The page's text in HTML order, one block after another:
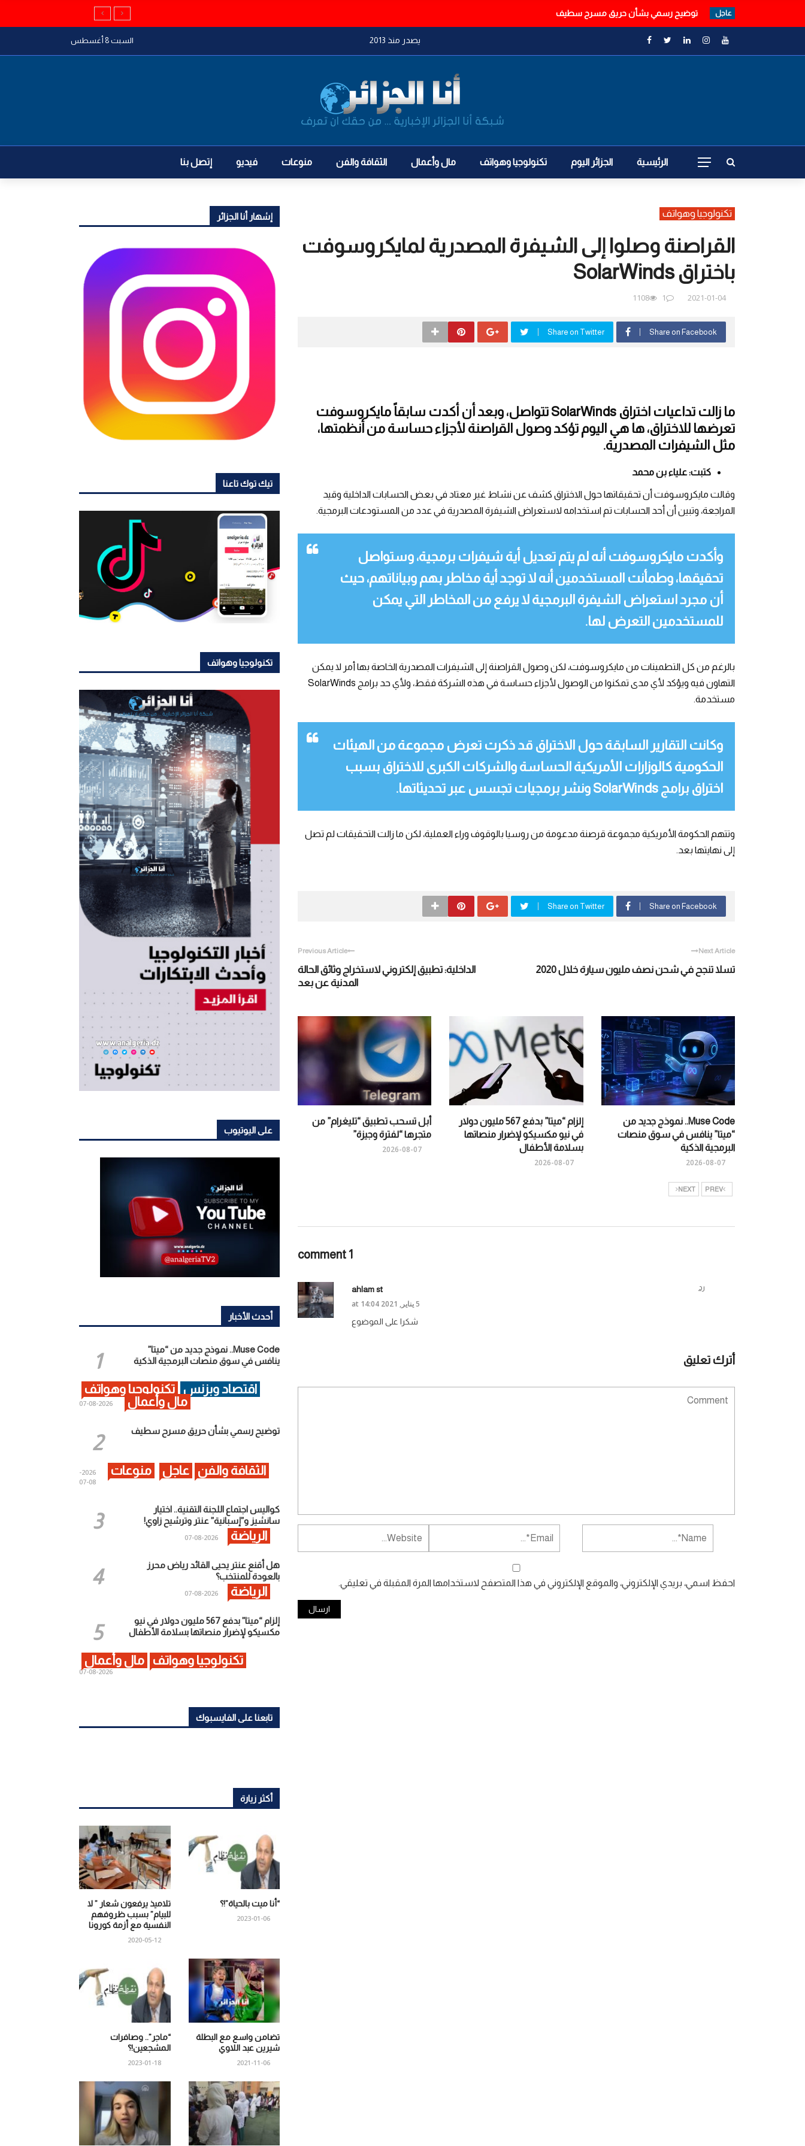
عاجل مسؤول سعودي: فصائل عراقية تنسق مع الحوثي والحرس الثوري لشن هجمات ضد المملكة
السبت 8 أغسطس يصدر منذ 2013
الرئيسية الجزائر اليوم تكنولوجيا وهواتف مال وأعمال الثقافة والفن منوعات فيديو إتصل بنا
تكنولوجيا وهواتف
القراصنة وصلوا إلى الشيفرة المصدرية لمايكروسوفت
باختراق SolarWinds
2021-01-04
1
1108
Share on Facebook
Share on Twitter
ما زالت تداعيات اختراق SolarWinds تتواصل، وبعد أن أكدت سابقاً مايكروسوفت
تعرضها للاختراق، ها هي اليوم تؤكد وصول القراصنة لأجزاء حساسة من أنظمتها،
مثل الشيفرات المصدرية.
كتبت: علياء بن محمد
وقالت مايكروسوفت أن تحقيقاتها حول الاختراق كشف عن نشاط غير معتاد في بعض الحسابات الداخلية وقيد
المراجعة، وتبين أن أحد الحسابات تم استخدامه لاستعراض الشيفرة المصدرية في عدد من المستودعات البرمجية.
وأكدت مايكروسوفت أنه لم يتم تعديل أية شيفرات برمجية، وستواصل
تحقيقها، وطمأنت المستخدمين أنه لا توجد أية مخاطر بهم وبياناتهم، حيث
أن مجرد استعراض الشيفرة البرمجية لا يرفع من المخاطر التي يمكن
للمستخدمين التعرض لها.
بالرغم من كل التطمينات من مايكروسوفت، لكن وصول القراصنة إلى الشيفرات المصدرية الخاصة بها أمر لا يمكن
التهاون فيه ويؤكد لأي مدى تمكنوا من الوصول لأجزاء حساسة في هذه الشركة فقط، ولأي حد برامج SolarWinds
مستخدمة.
وكانت التقارير السابقة حول الاختراق قد ذكرت تعرض مجموعة من الهيئات
الحكومية كالوزارات الأمريكية الحساسة والشركات الكبرى للاختراق بسبب
اختراق برامج SolarWinds ونشر برمجيات تجسس عبر تحديثاتها.
وتتهم الحكومة الأمريكية مجموعة قرصنة مدعومة من روسيا بالوقوف وراء العملية، لكن ما زالت التحقيقات لم تصل
إلى نهايتها بعد.
Share on Facebook
Share on Twitter
Previous Article
الداخلية: تطبيق إلكتروني لاستخراج وثائق الحالة
المدنية عن بعد
Next Article
تسلا تنجح في شحن نصف مليون سيارة خلال 2020
Muse Code.. نموذج جديد من
“ميتا” ينافس في سوق منصات
البرمجية الذكية
2026-08-07
إلزام “ميتا” بدفع 567 مليون دولار
في نيو مكسيكو لإضرار منصاتها
بسلامة الأطفال
2026-08-07
أبل تسحب تطبيق “تليغرام” من
متجرها “لفترة وجيزة”
2026-08-07
PREV
NEXT
1 comment
ahlam st
5 يناير, 2021 at 14:04
رد
شكرا على الموضوع
أترك تعليق
احفظ اسمي، بريدي الإلكتروني، والموقع الإلكتروني في هذا المتصفح لاستخدامها المرة المقبلة في تعليقي.
إشهار أنا الجزائر
تيك توك تاعنا
تكنولوجيا وهواتف
على اليوتيوب
أحدث الأخبار
Muse Code.. نموذج جديد من “ميتا”
ينافس في سوق منصات البرمجية الذكية
اقتصاد وبزنس
تكنولوجيا وهواتف
مال وأعمال
2026-08-07
توضيح رسمي بشأن حريق مسرح سطيف
الثقافة والفن عاجل منوعات
2026-
08-07
كواليس اجتماع اللجنة التقنية.. اختيار
سانشيز و”إسبانية” عنتر وترشيح زاوي!
الرياضة 2026-08-07
هل أقنع عنتر يحيى القائد رياض محرز
بالعودة للمنتخب؟
الرياضة 2026-08-07
إلزام “ميتا” بدفع 567 مليون دولار في نيو
مكسيكو لإضرار منصاتها بسلامة الأطفال
تكنولوجيا وهواتف مال وأعمال
2026-08-07
تابعنا على الفايسبوك
أكثر زيارة
تلاميذ يرفعون شعار ” لا
للبيام” بسبب ظروفهم
النفسية مع أزمة كورونا
2020-05-12
“أنا ميت بالحياة”!؟
2023-01-06
“ماجر”.. وصافرات
المشجعين!؟
2023-01-18
تضامن واسع مع البطلة
شيرين عبد اللاوي
2021-11-06